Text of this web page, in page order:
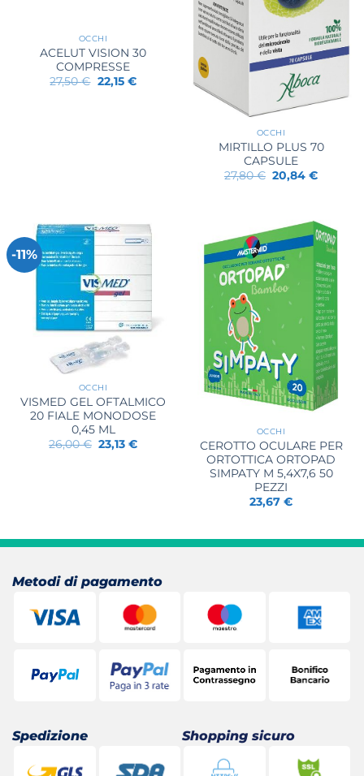
OCCHI
ACELUT VISION 30
COMPRESSE
27,50€ Il
prezzo
22,15 €Il
OCCHI
MIRTILLO PLUS 70
CAPSULE
27,80€ Il
prezzo
20,84€Il
-11%
OCCHI
VISMED GEL OFTALMICO
20 FIALE MONODOSE
0,45 ML
26,00€ Il
prezzo
23,13€Il
OCCHI
CEROTTO OCULARE PER
ORTOTTICA ORTOPAD
SIMPATY M 5,4X7,6 50
PEZZI
23,67 €
Metodi di pagamento
Spedizione Shopping sicuro